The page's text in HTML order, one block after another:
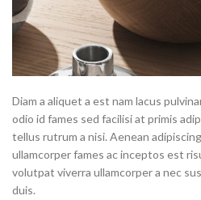
Diam a aliquet a est nam lacus
odio id fames sed facilisi at primis
tellus rutrum a nisi. Aenean
ullamcorper fames ac inceptos est
volutpat viverra ullamcorper a nec
duis.